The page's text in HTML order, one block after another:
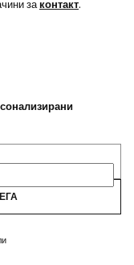
законтакт.